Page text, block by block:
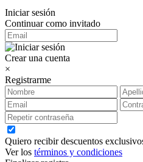
Iniciar sesión
Continuar como invitado
Crear una cuenta
×
Registrarme
Quiero recibir descuentos
Ver los términos y condiciones